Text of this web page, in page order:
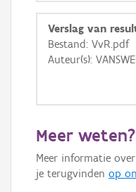
Basis Lagen
GRB-Basiskaart
GRB-
Verslag van
Bestand: VvR.pdf
Auteur(s):
Meer weten?
Meer informatie
je terugvinden op